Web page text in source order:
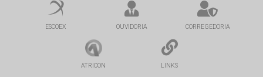
ESCOEX OUVIDORIA CORREGEDORIA
ATRICON LINKS